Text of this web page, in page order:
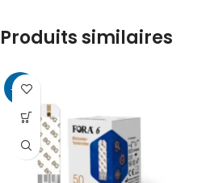
Produits similaires
-34%